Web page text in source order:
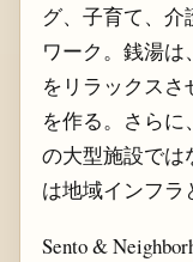
グ、子育て、介
ワーク。銭湯は
をリラックス
を作る。さら
の大型施設では
は地域インフラ
Sento &